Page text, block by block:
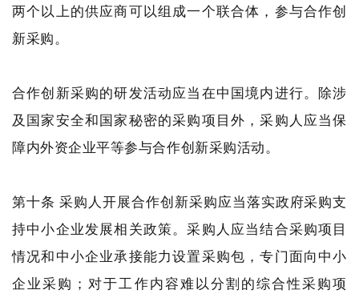
两个以上的供应商可以组成一个联合体，参与合作创
新采购。
合作创新采购的研发活动应当在中国境内进行。除涉
及国家安全和国家秘密的采购项目外，采购人应当保
障内外资企业平等参与合作创新采购活动。
第十条 采购人开展合作创新采购应当落实政府采购支
持中小企业发展相关政策。采购人应当结合采购项目
情况和中小企业承接能力设置采购包，专门面向中小
企业采购；对于工作内容难以分割的综合性采购项